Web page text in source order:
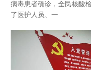
病毒患者确诊，全民核酸
了医护人员、一